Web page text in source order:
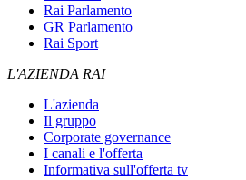
Rai Parlamento
GR Parlamento
Rai Sport
L'AZIENDA RAI
L'azienda
Il gruppo
Corporate governance
I canali e l'offerta
Informativa sull'offerta tv